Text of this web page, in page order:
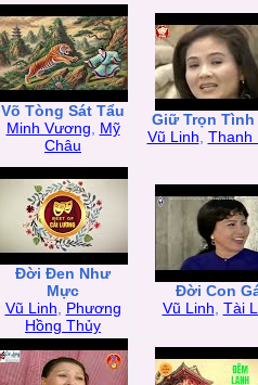
Võ Tòng Sát Tẩu
Minh Vương
Mỹ
Châu
Giữ Trọn
Vũ Linh Thanh
Đời Đen Như
Mực
Vũ Linh
Phương
Hồng Thủy
Đời Con
Vũ Linh Tài